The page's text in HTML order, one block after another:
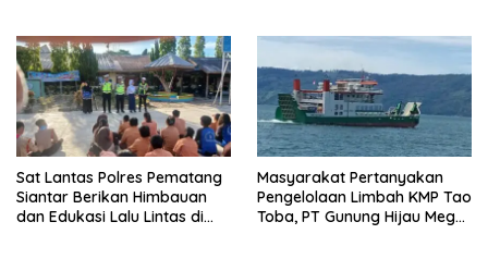
Sat Lantas Polres Pematang
Siantar Berikan Himbauan
dan Edukasi Lalu Lintas di
Masyarakat Pertanyakan
Pengelolaan Limbah KMP Tao
Toba, PT Gunung Hijau Mega